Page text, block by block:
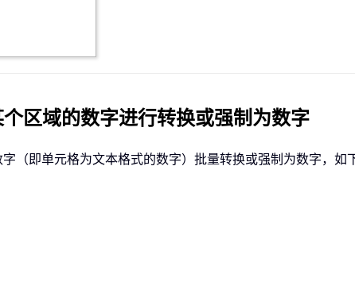
区域的数字进行转换或强制为数字
（即单元格为文本格式的数字）批量转换或强制为数字，如